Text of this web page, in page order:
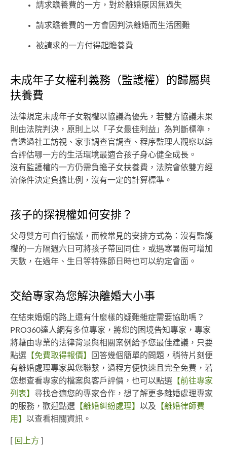
請求贍養費的一方，對於離婚原因無過失
請求贍養費的一方會因判決離婚而生活困難
被請求的一方付得起贍養費
未成年子女權利義務（監護權）的歸屬與
扶養費
法律規定未成年子女親權以協議為優先，若雙方協議未果
則由法院判決，原則上以「子女最佳利益」為判斷標準，
會透過社工訪視、家事調查官調查、程序監理人觀察以綜
合評估哪一方的生活環境最適合孩子身心健全成長。
沒有監護權的一方仍需負擔子女扶養費，法院會依雙方經
濟條件決定負擔比例，沒有一定的計算標準。
孩子的探視權如何安排？
父母雙方可自行協議，而較常見的安排方式為：沒有監護
權的一方隔週六日可將孩子帶回同住，或遇寒暑假可增加
天數，在過年、生日等特殊節日時也可以約定會面。
交給專家為您解決離婚大小事
在結束婚姻的路上還有什麼樣的疑難雜症需要協助嗎？
PRO360達人網有多位專家，將您的困境告知專家，專家
將藉由專業的法律背景與相關案例給予您最佳建議，只要
點選 【免費取得報價】
回答幾個簡單的問題，稍待片刻便
有離婚處理專家與您聯繫，過程方便快速且完全免費，若
您想查看專家的檔案與客戶評價，也可以點選 【前往專家
列表】 尋找合適您的專家合作，想了解更多離婚處理專家
的服務，歡迎點選 【離婚糾紛處理】 以及 【離婚律師費
用】 以查看相關資訊。
[ 回上方 ]